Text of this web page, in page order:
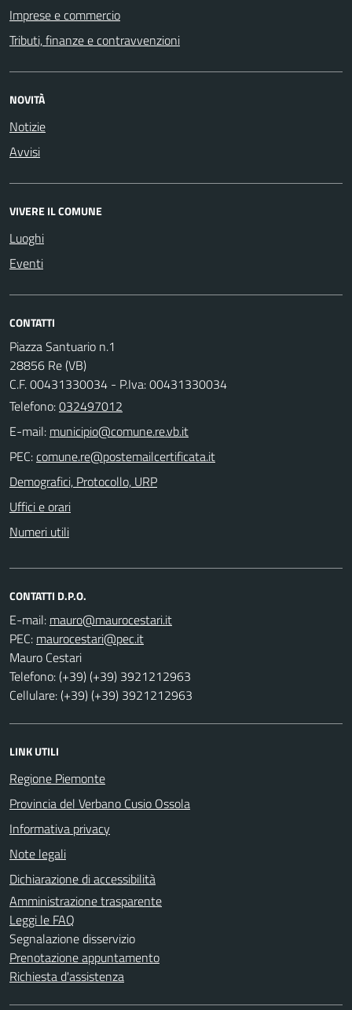
Imprese e commercio
Tributi, finanze e contravvenzioni
NOVITÀ
Notizie
Avvisi
VIVERE IL COMUNE
Luoghi
Eventi
CONTATTI
Piazza Santuario n.1
28856 Re (VB)
C.F. 00431330034 - P.Iva: 00431330034
Telefono:032497012
E-mail:
PEC:
Demografici, Protocollo, URP
Uffici e orari
Numeri utili
CONTATTI D.P.O.
E-mail:
PEC:
Mauro Cestari
Telefono: (+39) (+39) 3921212963
Cellulare: (+39) (+39) 3921212963
LINK UTILI
Regione Piemonte
Provincia del Verbano Cusio Ossola
Informativa privacy
Note legali
Dichiarazione di accessibilità
Amministrazione trasparente
Leggi le FAQ
Segnalazione disservizio
Prenotazione appuntamento
Richiesta d'assistenza